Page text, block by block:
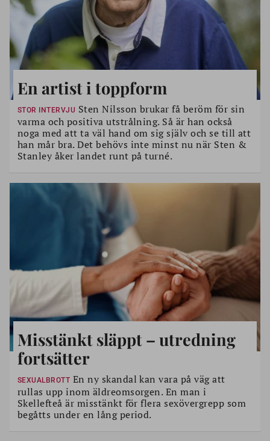
En artist i toppform
STOR INTERVJU Sten Nilsson brukar få beröm för sin
varma och positiva utstrålning. Så är han också
noga med att ta väl hand om sig själv och se till att
han mår bra. Det behövs inte minst nu när Sten &
Stanley åker landet runt på turné.
Misstänkt släppt – utredning
fortsätter
SEXUALBROTT En ny skandal kan vara på väg att
rullas upp inom äldreomsorgen. En man i
Skellefteå är misstänkt för flera sexövergrepp som
begåtts under en lång period.